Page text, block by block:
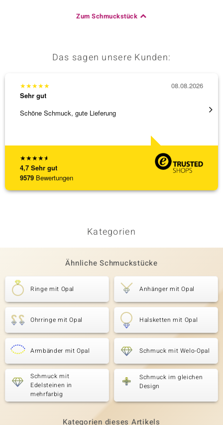
Zum Schmuckstück
Das sagen unsere Kunden:
★★★★★
4,7 Sehr gut
9579 Bewertungen
★★★★★
Sehr gut
Schöne Schmuck, gute Lieferung
08.08.2026
Kategorien
Ähnliche Schmuckstücke
Ringe mit Opal Anhänger mit Opal
Ohrringe mit Opal Halsketten mit Opal
Armbänder mit Opal Schmuck mit Welo-Opal
Schmuck mit
Edelsteinen in
mehrfarbig
Schmuck im gleichen
Design
Kategorien dieses Artikels